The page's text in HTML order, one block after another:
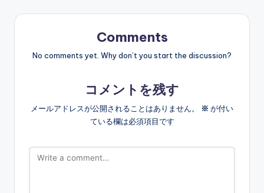
Comments
No comments yet. Why don’t you start the discussion?
コメントを残す
メールアドレスが公開されることはありません。 ※ が付い
ている欄は必須項目です